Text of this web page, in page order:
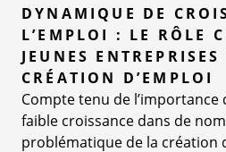
DYNAMIQUE DE
L’EMPLOI : LE RÔLE
JEUNES
CRÉATION D’EMPLOI
Compte tenu de l’importance
faible croissance dans de
problématique de la création